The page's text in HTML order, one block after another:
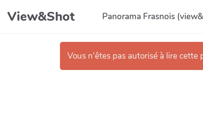
Aller au contenu principal
View&Shot Panorama Frasnois
Vous n'êtes pas autorisé à lire